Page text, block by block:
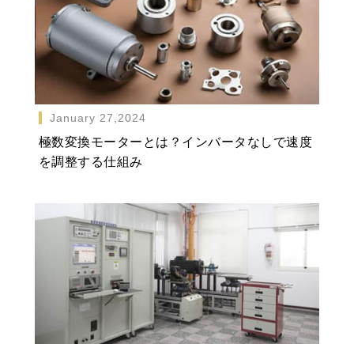
January 27,2024
極数変換モーターとは？インバータなしで速度
を調整する仕組み